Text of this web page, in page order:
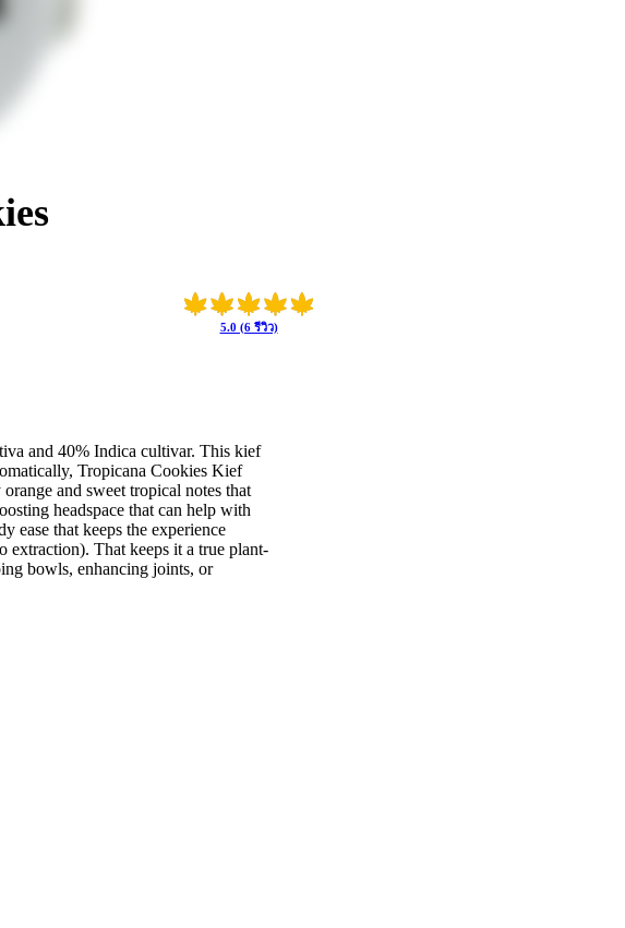
5.0 (6 รีวิว)
and 40% Indica cultivar. This kief
Tropicana Cookies Kief
and sweet tropical notes that
headspace that can help with
ease that keeps the experience
That keeps it a true plant-
bowls, enhancing joints, or